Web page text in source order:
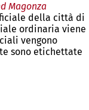
Magonza
della città di
ordinaria viene
vengono
sono etichettate